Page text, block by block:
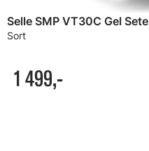
Selle SMP VT30C Gel Sete
Sort
1 499,-